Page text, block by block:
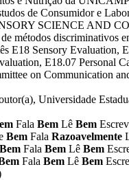
de Consumidor e
SCIENCE AND
métodos discriminativos
E18 Sensory Evaluation,
E18.07 Personal
on Communication
Universidade
Fala Bem Lê Bem
Bem Fala Razoavelmente
Bem Fala Bem Lê Bem
Fala Bem Lê Bem